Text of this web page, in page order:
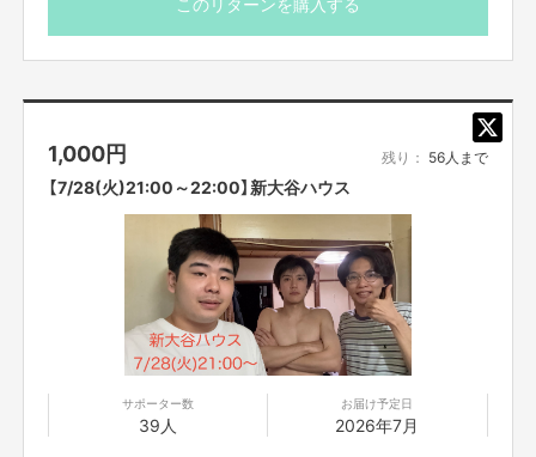
ってのご注意事項】を必ずご一読ください。
1,000円 残り： 56人まで
【7/28(火)21:00～22:00】新大谷ハウス
サポーター数
39人
お届け予定日
2026年7月